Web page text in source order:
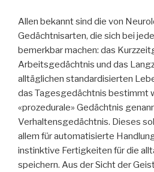
Allen bekannt sind die von
Gedächtnisarten, die sich bei
bemerkbar machen: das
Arbeitsgedächtnis und das
alltäglichen standardisierten
das Tagesgedächtnis bestimmt
«prozedurale» Gedächtnis
Verhaltensgedächtnis. Dieses
allem für automatisierte
instinktive Fertigkeiten für die
speichern. Aus der Sicht der